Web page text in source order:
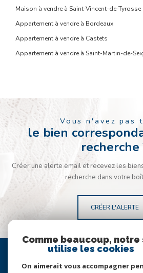
Maison à vendre à Saint-Vincent-de-Tyrosse
Appartement à vendre à Bordeaux
Appartement à vendre à Castets
Appartement à vendre à Saint-Martin-de-
Vous n'avez pas
le bien
recherche
Créer une alerte email et recevez les
recherche dans votre
CRÉER L'ALERTE
Se
Comme beaucoup, notre
utilise les cookies
On aimerait vous accompagner